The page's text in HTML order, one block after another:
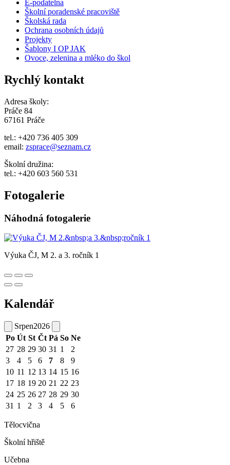
E-podatelna
Školní poradenské pracoviště
Školská rada
Ochrana osobních údajů
Projekty
Šablony I OP JAK
Ovoce, zelenina a mléko do škol
Rychlý kontakt
Adresa školy:
Práče 84
67161 Práče
tel.: +420 736 405 309
email: zsprace@seznam.cz
Školní družina:
tel.: +420 603 560 531
Fotogalerie
Náhodná fotogalerie
Výuka ČJ, M 2. a 3. ročník 1
Kalendář
Srpen2026
Po Út St Čt Pá So Ne
27 28 29 30 31 1
2
3
4 5 6 7 8
9
10 11 12 13 14 15 16
17 18 19 20 21 22 23
24 25 26 27 28 29 30
31 1 2 3 4 5 6
Tělocvična
Školní hřiště
Učebna